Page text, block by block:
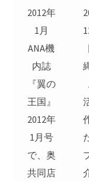
2012年
1月
ANA機
内誌
『翼の
王国』
2012年
1月号
で、奥
共同店